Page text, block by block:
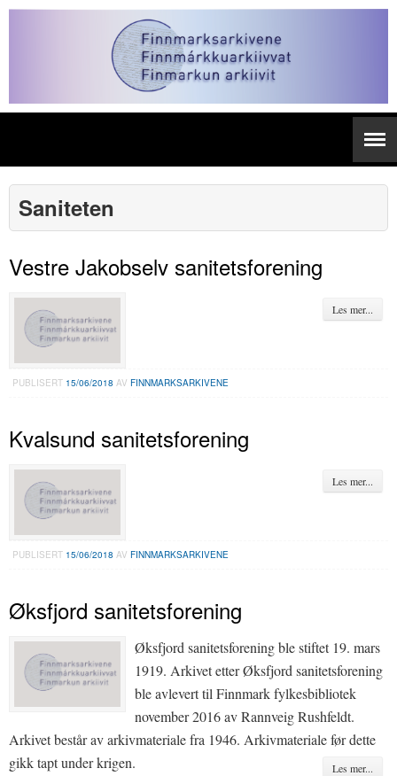
Saniteten
Vestre Jakobselv sanitetsforening
Les mer...
PUBLISERT 15/06/2018 AVFINNMARKSARKIVENE
Kvalsund sanitetsforening
Les mer...
PUBLISERT 15/06/2018 AVFINNMARKSARKIVENE
Øksfjord sanitetsforening
Øksfjord sanitetsforening ble stiftet 19. mars
1919. Arkivet etter Øksfjord sanitetsforening
ble avlevert til Finnmark fylkesbibliotek
november 2016 av Rannveig Rushfeldt.
Arkivet består av arkivmateriale fra 1946. Arkivmateriale før dette
gikk tapt under krigen.
Les mer...